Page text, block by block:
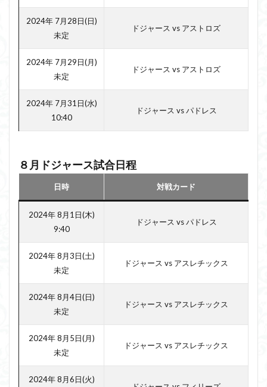
2024年 7月28日(日)
未定
ドジャース vs アストロズ
2024年 7月29日(月)
未定
ドジャース vs アストロズ
2024年 7月31日(水)
10:40
ドジャース vs パドレス
８月ドジャース試合日程
日時 対戦カード
2024年 8月1日(木)
9:40
ドジャース vs パドレス
2024年 8月3日(土)
未定
ドジャース vs アスレチックス
2024年 8月4日(日)
未定
ドジャース vs アスレチックス
2024年 8月5日(月)
未定
ドジャース vs アスレチックス
2024年 8月6日(火)